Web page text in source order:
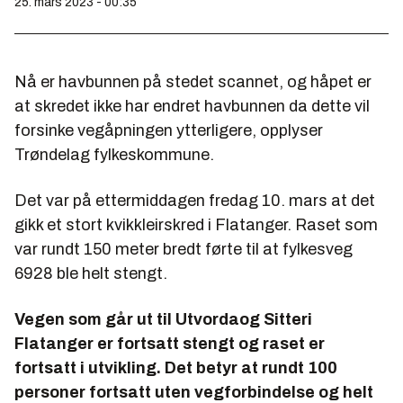
Nå er havbunnen på stedet scannet, og håpet er
at skredet ikke har endret havbunnen da dette vil
forsinke vegåpningen ytterligere, opplyser
Trøndelag fylkeskommune.
Det var på ettermiddagen fredag 10. mars at det
gikk et stort kvikkleirskred i Flatanger. Raset som
var rundt 150 meter bredt førte til at fylkesveg
6928 ble helt stengt.
Vegen som går ut til Utvordaog Sitteri
Flatanger er fortsatt stengt og raset er
fortsatt i utvikling. Det betyr at rundt 100
personer fortsatt uten vegforbindelse og helt